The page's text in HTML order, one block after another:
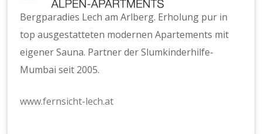
Bergparadies Lech am Arlberg. Erholung pur in
top ausgestatteten modernen Apartements mit
eigener Sauna. Partner der Slumkinderhilfe-
Mumbai seit 2005.
www.fernsicht-lech.at